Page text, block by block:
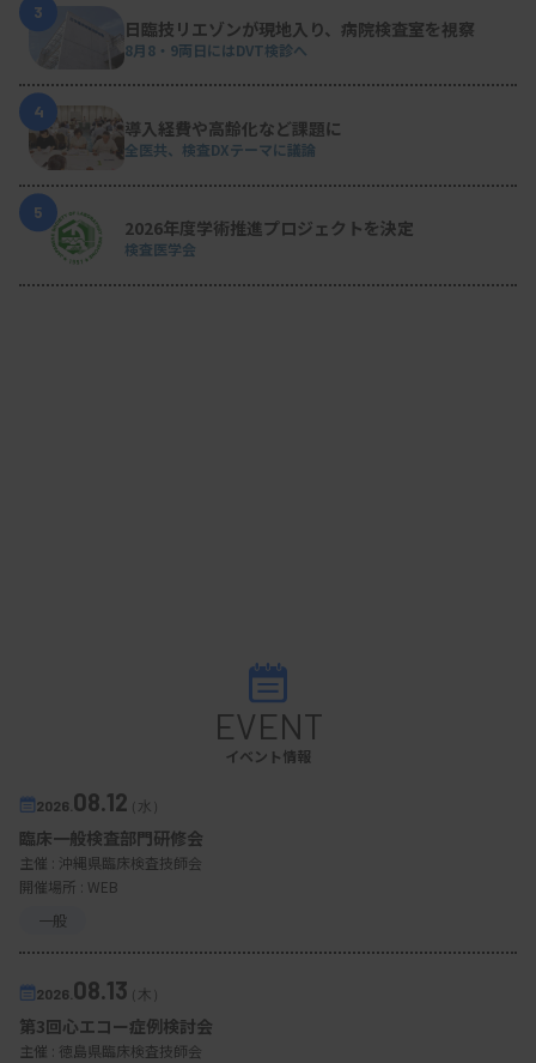
3
日臨技リエゾンが現地入り、病院検査室を視察
8月8・9両日にはDVT検診へ
4
導入経費や高齢化など課題に
全医共、検査DXテーマに議論
5
2026年度学術推進プロジェクトを決定
検査医学会
EVENT
イベント情報
2026. 08.12（水）
臨床一般検査部門研修会
主催 : 沖縄県臨床検査技師会
開催場所 : WEB
一般
2026. 08.13（木）
第3回心エコー症例検討会
主催 : 徳島県臨床検査技師会